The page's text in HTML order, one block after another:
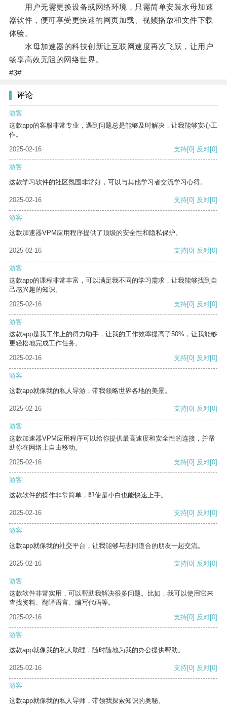
用户无需更换设备或网络环境，只需简单安装水母加速
器软件，便可享受更快速的网页加载、视频播放和文件下载
体验。
水母加速器的科技创新让互联网速度再次飞跃，让用户
畅享高效无阻的网络世界。
#3#
评论
游客
这款app的客服非常专业，遇到问题总是能够及时解决，让我能够安心工
作。
2025-02-16
支持[0] 反对[0]
游客
这款学习软件的社区氛围非常好，可以与其他学习者交流学习心得。
2025-02-16 支持[0] 反对[0]
游客
这款加速器VPM应用程序提供了顶级的安全性和隐私保护。
2025-02-16 支持[0] 反对[0]
游客
这款app的课程非常丰富，可以满足我不同的学习需求，让我能够找到自
己感兴趣的知识。
2025-02-16
支持[0] 反对[0]
游客
这款app是我工作上的得力助手，让我的工作效率提高了50%，让我能够
更轻松地完成工作任务。
2025-02-16
支持[0] 反对[0]
游客
这款app就像我的私人导游，带我领略世界各地的美景。
2025-02-16 支持[0] 反对[0]
游客
这款加速器VPM应用程序可以给你提供最高速度和安全性的连接，并帮
助你在网络上自由移动。
2025-02-16
支持[0] 反对[0]
游客
这款软件的操作非常简单，即使是小白也能快速上手。
2025-02-16 支持[0] 反对[0]
游客
这款app就像我的社交平台，让我能够与志同道合的朋友一起交流。
2025-02-16 支持[0] 反对[0]
游客
这款软件非常实用，可以帮助我解决很多问题。比如，我可以使用它来
查找资料、翻译语言、编写代码等。
2025-02-16
支持[0] 反对[0]
游客
这款app就像我的私人助理，随时随地为我的办公提供帮助。
2025-02-16 支持[0] 反对[0]
游客
这款app就像我的私人导师，带领我探索知识的奥秘。